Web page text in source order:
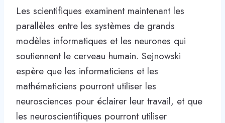
Les scientifiques examinent maintenant les
parallèles entre les systèmes de grands
modèles informatiques et les neurones qui
soutiennent le cerveau humain. Sejnowski
espère que les informaticiens et les
mathématiciens pourront utiliser les
neurosciences pour éclairer leur travail, et que
les neuroscientifiques pourront utiliser